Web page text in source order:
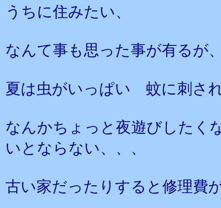
うちに住みたい、
なんて事も思った事が有るが
夏は虫がいっぱい 蚊に刺さ
なんかちょっと夜遊びしたく
いとならない、、、
古い家だったりすると修理費